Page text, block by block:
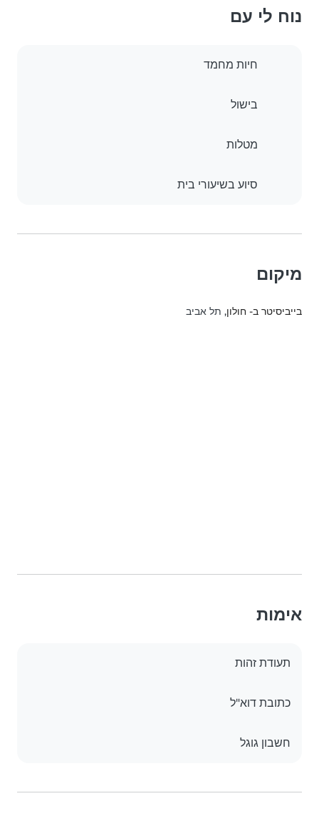
נוח לי עם
חיות מחמד
בישול
מטלות
סיוע בשיעורי בית
מיקום
בייביסיטר ב- חולון, תל אביב
אימות
תעודת זהות
כתובת דוא"ל
חשבון גוגל